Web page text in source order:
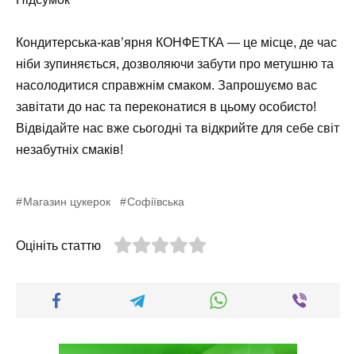
Кондитерська-кав’ярня КОНФЕТКА — це місце, де час
ніби зупиняється, дозволяючи забути про метушню та
насолодитися справжнім смаком. Запрошуємо вас
завітати до нас та переконатися в цьому особисто!
Відвідайте нас вже сьогодні та відкрийте для себе світ
незабутніх смаків!
Магазин цукерок Софіївська
Оцініть статтю